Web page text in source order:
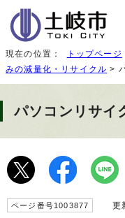
現在の位置： トップページ
みの減量化・リサイクル >
パソコンリサイ
ページ番号1003877 更